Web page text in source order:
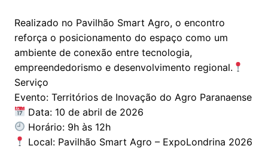
Realizado no Pavilhão Smart Agro, o encontro
reforça o posicionamento do espaço como um
ambiente de conexão entre tecnologia,
empreendedorismo e desenvolvimento regional.
Serviço
Evento: Territórios de Inovação do Agro Paranaense
Data: 10 de abril de 2026
Horário: 9h às 12h
Local: Pavilhão Smart Agro – ExpoLondrina 2026